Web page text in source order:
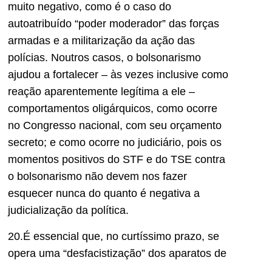
muito negativo, como é o caso do
autoatribuído “poder moderador” das forças
armadas e a militarização da ação das
polícias. Noutros casos, o bolsonarismo
ajudou a fortalecer – às vezes inclusive como
reação aparentemente legítima a ele –
comportamentos oligárquicos, como ocorre
no Congresso nacional, com seu orçamento
secreto; e como ocorre no judiciário, pois os
momentos positivos do STF e do TSE contra
o bolsonarismo não devem nos fazer
esquecer nunca do quanto é negativa a
judicialização da política.
20.É essencial que, no curtíssimo prazo, se
opera uma “desfacistização” dos aparatos de